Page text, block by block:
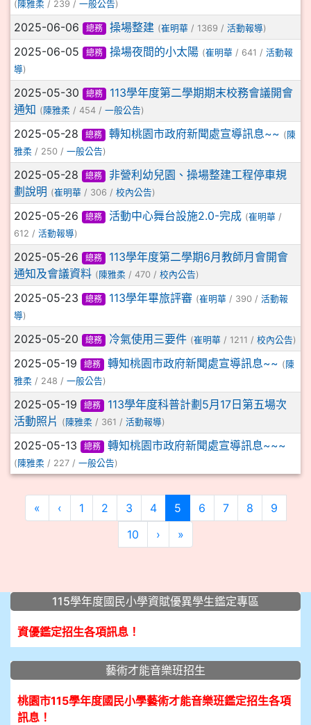
(陳雅柔 / 239 / 一般公告)
2025-06-06 總務 操場整建 (崔明華/ 1369 / 活動報導)
2025-06-05 總務 操場夜間的小太陽 (崔明華/ 641 / 活動報
導)
2025-05-30 總務
113學年度第二學期期末校務會議開會
通知 ( 陳雅柔 / 454 / 一般公告)
2025-05-28 總務 轉知桃園市政府新聞處宣導訊息~~ (陳
雅柔 / 250 / 一般公告)
2025-05-28 總務
非營利幼兒園、操場整建工程停車規
劃說明 (崔明華 / 306 / 校內公告)
2025-05-26 總務 活動中心舞台設施2.0-完成 (崔明華/
612 / 活動報導)
2025-05-26 總務
113學年度第二學期6月教師月會開會
通知及會議資料 ( 陳雅柔 / 470 / 校內公告)
2025-05-23 總務 113學年畢旅評審 (崔明華/ 390 / 活動報
導)
2025-05-20 總務 冷氣使用三要件 (崔明華/ 1211 / 校內公告)
2025-05-19 總務 轉知桃園市政府新聞處宣導訊息~~ (陳
雅柔 / 248 / 一般公告)
2025-05-19 總務
113學年度科普計劃5月17日第五場次
活動照片 ( 陳雅柔 / 361 / 活動報導)
2025-05-13 總務 轉知桃園市政府新聞處宣導訊息~~~
(陳雅柔 / 227 / 一般公告)
« ‹ 1 2 3 4 5(current)
6 7 8
9
10
› »
::: 115學年度國民小學資賦優異學生鑑定專區
資優鑑定招生各項訊息！
藝術才能音樂班招生
桃園市115學年度國民小學藝術才能音樂班鑑定招生各項
訊息！